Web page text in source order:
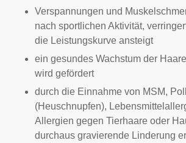
Verspannungen und
nach sportlichen Aktivität,
die Leistungskurve ansteigt
ein gesundes Wachstum der
wird gefördert
durch die Einnahme von MSM,
(Heuschnupfen),
Allergien gegen Tierhaare oder
durchaus gravierende Linderung